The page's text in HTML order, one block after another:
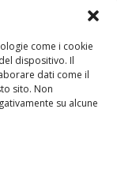
come i cookie
dispositivo. Il
dati come il
sito. Non
su alcune
delle
deriva dala
condizione
originale,
in un